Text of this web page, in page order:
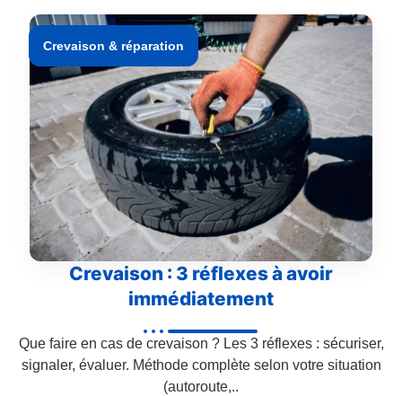
Crevaison & réparation
Crevaison : 3 réflexes à avoir
immédiatement
Que faire en cas de crevaison ? Les 3 réflexes : sécuriser,
signaler, évaluer. Méthode complète selon votre situation
(autoroute,..